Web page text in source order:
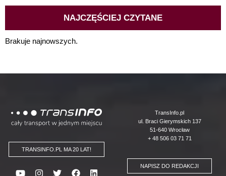
NAJCZĘŚCIEJ CZYTANE
Brakuje najnowszych.
Logo
TRANSINFO.PL MA 20 LAT!
TransInfo.pl
ul. Braci Gierymskich 137
51-640 Wrocław
+ 48 506 03 71 71
NAPISZ DO REDAKCJI